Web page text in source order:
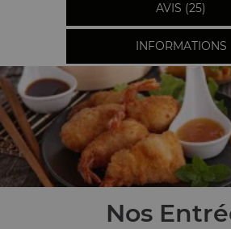
AVIS (25)
INFORMATIONS
Nos